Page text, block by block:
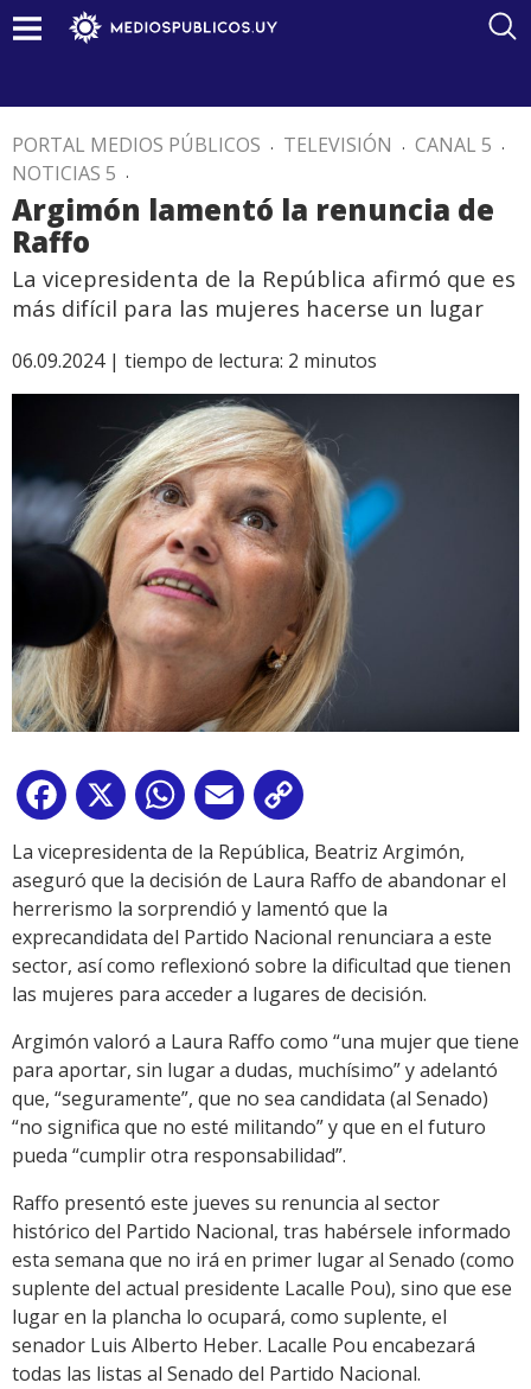
PORTAL MEDIOS PÚBLICOS . TELEVISIÓN . CANAL 5 .
NOTICIAS 5 .
Argimón lamentó la renuncia de
Raffo
La vicepresidenta de la República afirmó que es
más difícil para las mujeres hacerse un lugar
06.09.2024 | tiempo de lectura: 2 minutos
Facebook
X WhatsApp
Email
Link
La vicepresidenta de la República, Beatriz Argimón,
aseguró que la decisión de Laura Raffo de abandonar el
herrerismo la sorprendió y lamentó que la
exprecandidata del Partido Nacional renunciara a este
sector, así como reflexionó sobre la dificultad que tienen
las mujeres para acceder a lugares de decisión.
Argimón valoró a Laura Raffo como “una mujer que tiene
para aportar, sin lugar a dudas, muchísimo” y adelantó
que, “seguramente”, que no sea candidata (al Senado)
“no significa que no esté militando” y que en el futuro
pueda “cumplir otra responsabilidad”.
Raffo presentó este jueves su renuncia al sector
histórico del Partido Nacional, tras habérsele informado
esta semana que no irá en primer lugar al Senado (como
suplente del actual presidente Lacalle Pou), sino que ese
lugar en la plancha lo ocupará, como suplente, el
senador Luis Alberto Heber. Lacalle Pou encabezará
todas las listas al Senado del Partido Nacional.